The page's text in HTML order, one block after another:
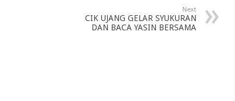
Next
CIK UJANG GELAR SYUKURAN
DAN BACA YASIN BERSAMA